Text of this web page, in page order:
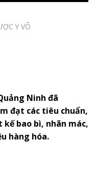
Y VÕ
Ninh đã
đạt các tiêu chuẩn,
bao bì, nhãn mác,
hàng hóa.